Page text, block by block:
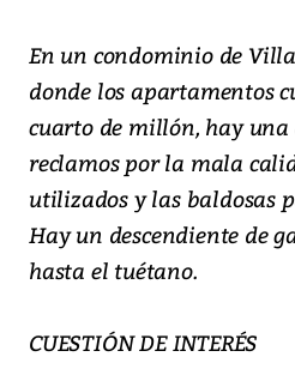
En un condominio de
donde los apartamentos
cuarto de millón, hay una
reclamos por la mala
utilizados y las baldosas
Hay un descendiente de
hasta el tuétano.
CUESTIÓN DE INTERÉS